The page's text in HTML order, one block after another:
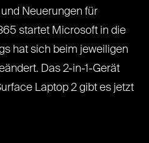
Neuerungen für
startet Microsoft in die
hat sich beim jeweiligen
Das 2-in-1-Gerät
Laptop 2 gibt es jetzt